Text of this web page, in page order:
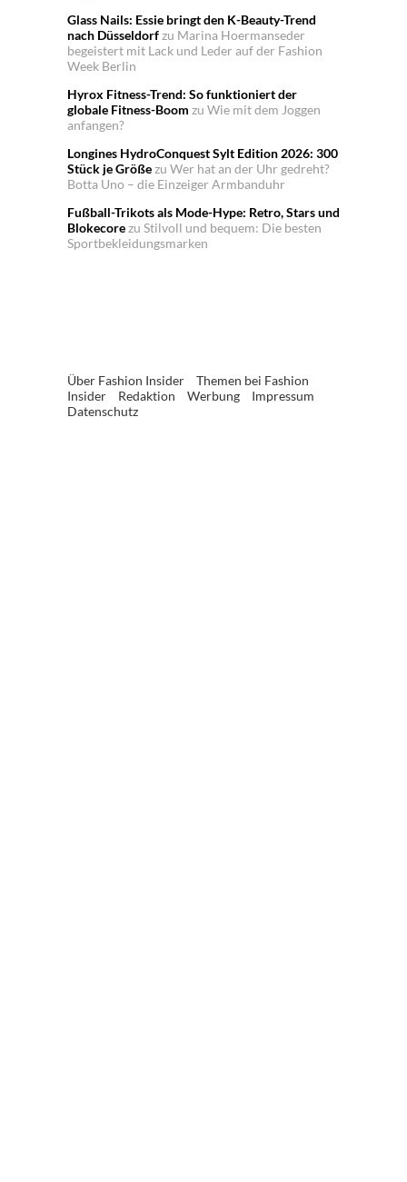
Glass Nails: Essie bringt den K-Beauty-Trend
nach Düsseldorfzu Marina Hoermanseder
begeistert mit Lack und Leder auf der Fashion
Week Berlin
Hyrox Fitness-Trend: So funktioniert der
globale Fitness-Boom zu Wie mit dem Joggen
anfangen?
Longines HydroConquest Sylt Edition 2026: 300
Stück je Größezu Wer hat an der Uhr gedreht?
Botta Uno – die Einzeiger Armbanduhr
Fußball-Trikots als Mode-Hype: Retro, Stars und
Blokecorezu Stilvoll und bequem: Die besten
Sportbekleidungsmarken
Über Fashion Insider
Themen bei Fashion
Insider
Redaktion Werbung
Impressum
Datenschutz